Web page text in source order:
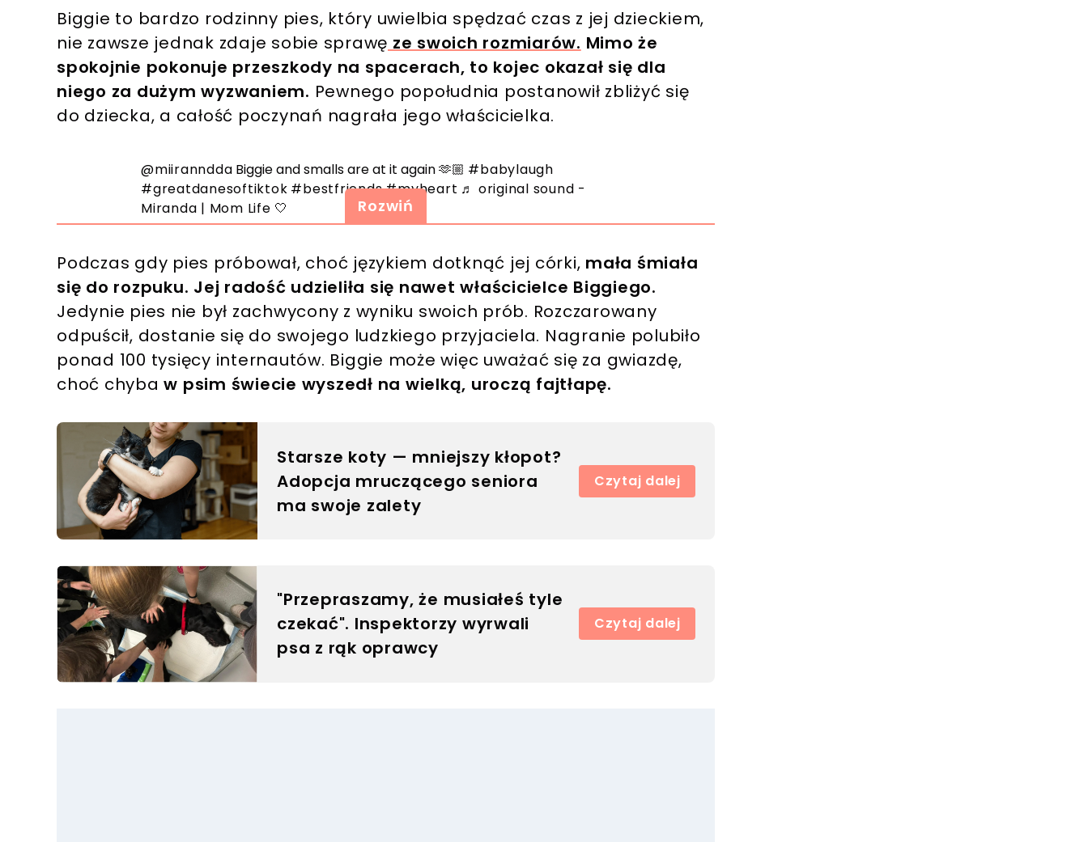
Biggie to bardzo rodzinny pies, który uwielbia spędzać czas z jej dzieckiem,
nie zawsze jednak zdaje sobie sprawę ze swoich rozmiarów. Mimo że
spokojnie pokonuje przeszkody na spacerach, to kojec okazał się dla
niego za dużym wyzwaniem. Pewnego popołudnia postanowił zbliżyć się
do dziecka, a całość poczynań nagrała jego właścicielka.
@miiranndda Biggie and smalls are at it again 🫶🏼 #babylaugh
#greatdanesoftiktok #bestfriends#myheart ♬ original sound -
Miranda | Mom Life 🤍
Rozwiń
Podczas gdy pies próbował, choć językiem dotknąć jej córki, mała śmiała
się do rozpuku. Jej radość udzieliła się nawet właścicielce Biggiego.
Jedynie pies nie był zachwycony z wyniku swoich prób. Rozczarowany
odpuścił, dostanie się do swojego ludzkiego przyjaciela. Nagranie polubiło
ponad 100 tysięcy internautów. Biggie może więc uważać się za gwiazdę,
choć chybaw psim świecie wyszedł na wielką, uroczą fajtłapę.
Starsze koty — mniejszy kłopot?
Adopcja mruczącego seniora
ma swoje zalety
Czytaj dalej
"Przepraszamy, że musiałeś tyle
czekać". Inspektorzy wyrwali
psa z rąk oprawcy
Czytaj dalej